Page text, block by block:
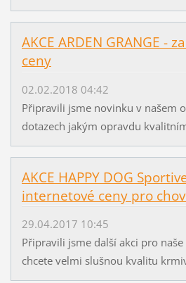
AKCE ARDEN GRANGE -
ceny
02.02.2018 04:42
Připravili jsme novinku v našem
dotazech jakým opravdu
AKCE HAPPY DOG
internetové ceny pro
29.04.2017 10:45
Připravili jsme další akci pro
chcete velmi slušnou kvalitu